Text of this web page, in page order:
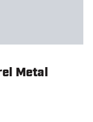
Metal